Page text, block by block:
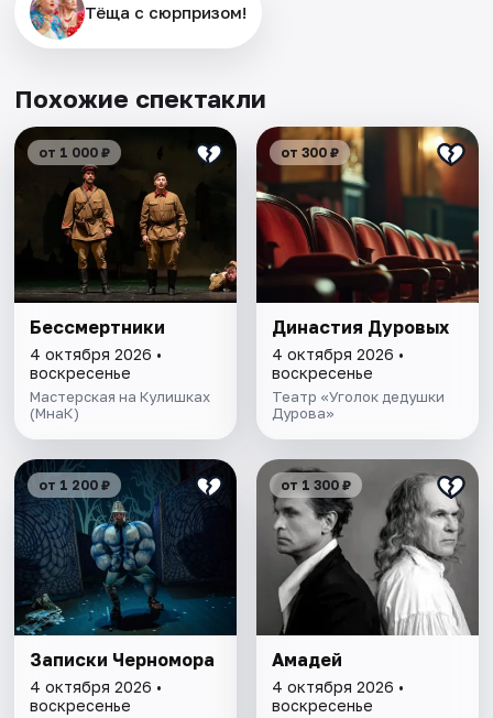
Тёща с сюрпризом!
Похожие спектакли
от 1 000 ₽
Бессмертники
4 октября 2026 •
воскресенье
Мастерская на Кулишках
(МнаК)
от 300 ₽
Династия Дуровых
4 октября 2026 •
воскресенье
Театр «Уголок дедушки
Дурова»
от 1 200 ₽
Записки Черномора
4 октября 2026 •
воскресенье
от 1 300 ₽
Амадей
4 октября 2026 •
воскресенье